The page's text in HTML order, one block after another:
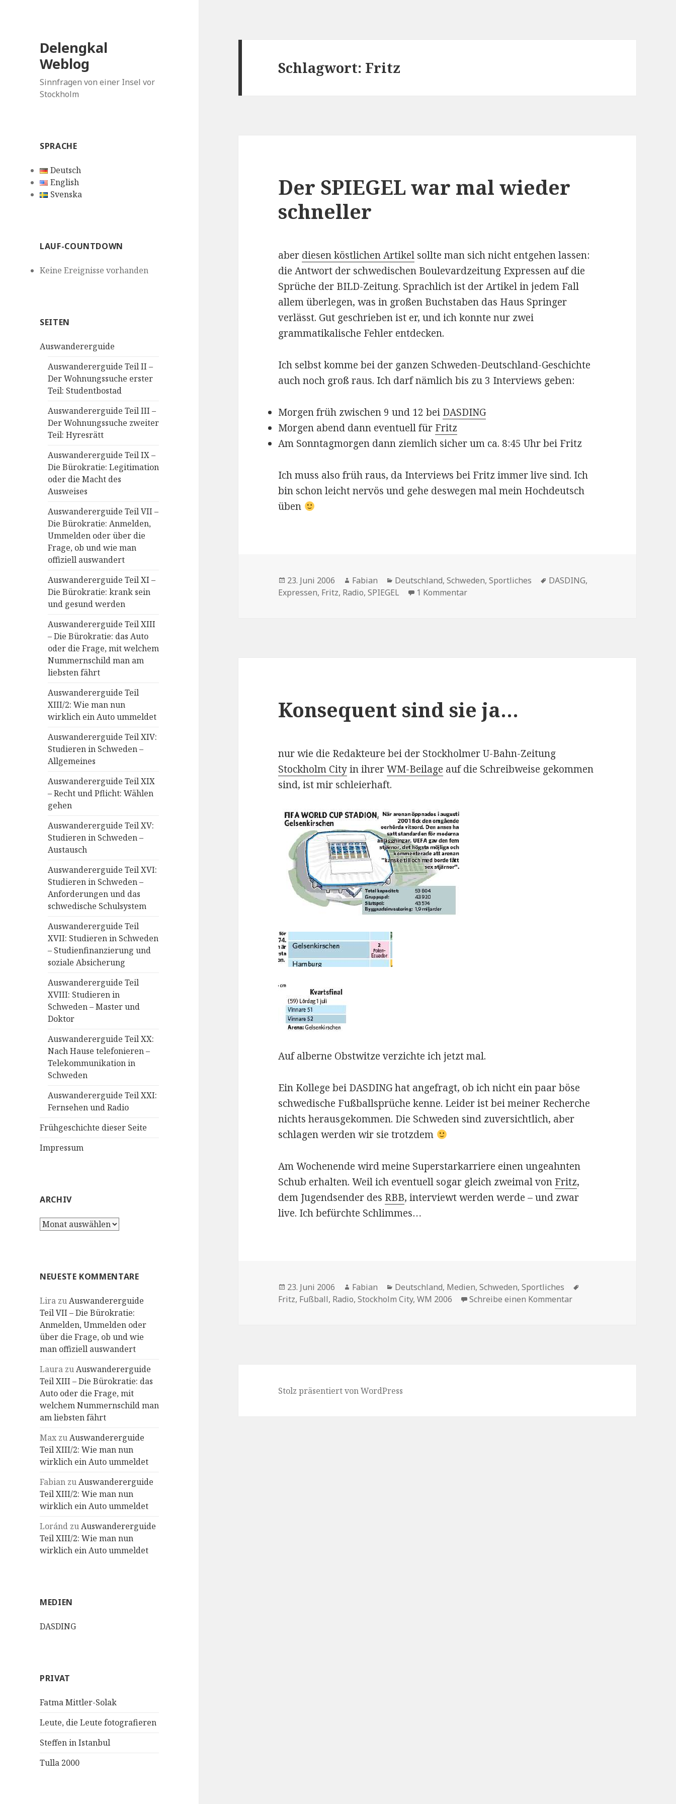
Delengkal
Weblog
Sinnfragen von einer Insel vor
Stockholm
SPRACHE
Deutsch
English
Svenska
LAUF-COUNTDOWN
Keine Ereignisse vorhanden
SEITEN
Auswandererguide
Auswandererguide Teil II –
Der Wohnungssuche erster
Teil: Studentbostad
Auswandererguide Teil III –
Der Wohnungssuche zweiter
Teil: Hyresrätt
Auswandererguide Teil IX –
Die Bürokratie: Legitimation
oder die Macht des
Ausweises
Auswandererguide Teil VII –
Die Bürokratie: Anmelden,
Ummelden oder über die
Frage, ob und wie man
offiziell auswandert
Auswandererguide Teil XI –
Die Bürokratie: krank sein
und gesund werden
Auswandererguide Teil XIII
– Die Bürokratie: das Auto
oder die Frage, mit welchem
Nummernschild man am
liebsten fährt
Auswandererguide Teil
XIII/2: Wie man nun
wirklich ein Auto ummeldet
Auswandererguide Teil XIV:
Studieren in Schweden –
Allgemeines
Auswandererguide Teil XIX
– Recht und Pflicht: Wählen
gehen
Auswandererguide Teil XV:
Studieren in Schweden –
Austausch
Auswandererguide Teil XVI:
Studieren in Schweden –
Anforderungen und das
schwedische Schulsystem
Auswandererguide Teil
XVII: Studieren in Schweden
– Studienfinanzierung und
soziale Absicherung
Auswandererguide Teil
XVIII: Studieren in
Schweden – Master und
Doktor
Auswandererguide Teil XX:
Nach Hause telefonieren –
Telekommunikation in
Schweden
Auswandererguide Teil XXI:
Fernsehen und Radio
Frühgeschichte dieser Seite
Impressum
ARCHIV
Archiv
NEUESTE KOMMENTARE
Lira zuAuswandererguide
Teil VII – Die Bürokratie:
Anmelden, Ummelden oder
über die Frage, ob und wie
man offiziell auswandert
Laura zuAuswandererguide
Teil XIII – Die Bürokratie: das
Auto oder die Frage, mit
welchem Nummernschild man
am liebsten fährt
Max zuAuswandererguide
Teil XIII/2: Wie man nun
wirklich ein Auto ummeldet
Fabian zuAuswandererguide
Teil XIII/2: Wie man nun
wirklich ein Auto ummeldet
Loránd zuAuswandererguide
Teil XIII/2: Wie man nun
wirklich ein Auto ummeldet
MEDIEN
DASDING
PRIVAT
Fatma Mittler-Solak
Leute, die Leute fotografieren
Steffen in Istanbul
Tulla 2000
Schlagwort: Fritz
Der SPIEGEL war mal wieder
schneller
aber diesen köstlichen Artikel sollte man sich nicht entgehen lassen:
die Antwort der schwedischen Boulevardzeitung Expressen auf die
Sprüche der BILD-Zeitung. Sprachlich ist der Artikel in jedem Fall
allem überlegen, was in großen Buchstaben das Haus Springer
verlässt. Gut geschrieben ist er, und ich konnte nur zwei
grammatikalische Fehler entdecken.
Ich selbst komme bei der ganzen Schweden-Deutschland-Geschichte
auch noch groß raus. Ich darf nämlich bis zu 3 Interviews geben:
Morgen früh zwischen 9 und 12 bei DASDING
Morgen abend dann eventuell für Fritz
Am Sonntagmorgen dann ziemlich sicher um ca. 8:45 Uhr bei Fritz
Ich muss also früh raus, da Interviews bei Fritz immer live sind. Ich
bin schon leicht nervös und gehe deswegen mal mein Hochdeutsch
üben
Veröffentlicht
am
23. Juni 2006 Autor
Fabian Kategorien
Deutschland,Schweden,Sportliches Schlagwörter
DASDING,
Expressen, Fritz, Radio,SPIEGEL 1 Kommentarzu Der SPIEGEL war mal wieder schneller
Konsequent sind sie ja…
nur wie die Redakteure bei der Stockholmer U-Bahn-Zeitung
Stockholm Cityin ihrerWM-Beilage auf die Schreibweise gekommen
sind, ist mir schleierhaft.
Auf alberne Obstwitze verzichte ich jetzt mal.
Ein Kollege bei DASDING hat angefragt, ob ich nicht ein paar böse
schwedische Fußballsprüche kenne. Leider ist bei meiner Recherche
nichts herausgekommen. Die Schweden sind zuversichtlich, aber
schlagen werden wir sie trotzdem
Am Wochenende wird meine Superstarkarriere einen ungeahnten
Schub erhalten. Weil ich eventuell sogar gleich zweimal von Fritz,
dem Jugendsender des RBB, interviewt werden werde – und zwar
live. Ich befürchte Schlimmes…
Veröffentlicht
am
23. Juni 2006 Autor
Fabian Kategorien
Deutschland, Medien,Schweden,Sportliches
Fritz, Fußball, Radio,Stockholm City,WM 2006 Schreibe einen Kommentarzu Konsequent sind sie ja…
Stolz präsentiert von WordPress